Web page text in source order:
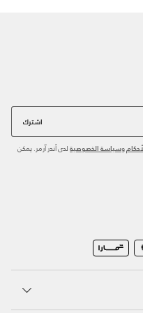
اشترك
وسياسة الخصوصية لدى أندر آرمر. يمكن